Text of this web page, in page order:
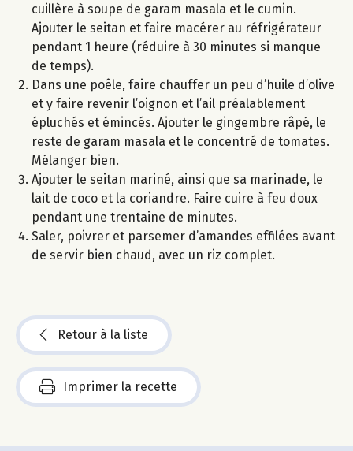
cuillère à soupe de garam masala et le cumin.
Ajouter le seitan et faire macérer au réfrigérateur
pendant 1 heure (réduire à 30 minutes si manque
de temps).
Dans une poêle, faire chauffer un peu d’huile d’olive
et y faire revenir l’oignon et l’ail préalablement
épluchés et émincés. Ajouter le gingembre râpé, le
reste de garam masala et le concentré de tomates.
Mélanger bien.
Ajouter le seitan mariné, ainsi que sa marinade, le
lait de coco et la coriandre. Faire cuire à feu doux
pendant une trentaine de minutes.
Saler, poivrer et parsemer d’amandes effilées avant
de servir bien chaud, avec un riz complet.
Retour à la liste
Imprimer la recette